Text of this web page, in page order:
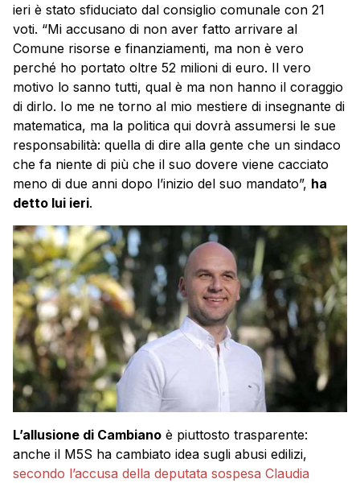
ieri è stato sfiduciato dal consiglio comunale con 21
voti. “Mi accusano di non aver fatto arrivare al
Comune risorse e finanziamenti, ma non è vero
perché ho portato oltre 52 milioni di euro. Il vero
motivo lo sanno tutti, qual è ma non hanno il coraggio
di dirlo. Io me ne torno al mio mestiere di insegnante di
matematica, ma la politica qui dovrà assumersi le sue
responsabilità: quella di dire alla gente che un sindaco
che fa niente di più che il suo dovere viene cacciato
meno di due anni dopo l’inizio del suo mandato”, ha
detto lui ieri.
L’allusione di Cambiano è piuttosto trasparente:
anche il M5S ha cambiato idea sugli abusi edilizi,
secondo l’accusa della deputata sospesa Claudia